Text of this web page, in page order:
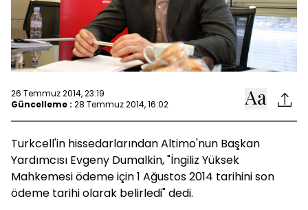
26 Temmuz 2014, 23:19
Güncelleme : 28 Temmuz 2014, 16:02
Turkcell'in hissedarlarından Altimo'nun Başkan
Yardımcısı Evgeny Dumalkin, "İngiliz Yüksek
Mahkemesi ödeme için 1 Ağustos 2014 tarihini son
ödeme tarihi olarak belirledi" dedi.